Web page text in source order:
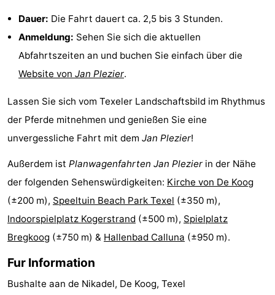
&
-
Museen
Denkmäler
Kirchen
-
Aussichtspunkte
Attraktionen
-
Rundfahrten
-
Bauernhöfe
-
Spielplätze
-
Dauer: Die Fahrt dauert ca. 2,5 bis 3 Stunden.
Anmeldung: Sehen Sie sich die aktuellen
Abfahrtszeiten an und buchen Sie einfach über die
Website von Jan Plezier.
Lassen Sie sich vom Texeler Landschaftsbild im Rhythmus
der Pferde mitnehmen und genießen Sie eine
unvergessliche Fahrt mit dem Jan Plezier!
Außerdem ist Planwagenfahrten Jan Plezier in der Nähe
der folgenden Sehenswürdigkeiten: Kirche von De Koog
(±200 m), Speeltuin Beach Park Texel (±350 m),
Indoorspielplatz Kogerstrand (±500 m), Spielplatz
Bregkoog (±750 m) & Hallenbad Calluna (±950 m).
Fur Information
Bushalte aan de Nikadel, De Koog, Texel